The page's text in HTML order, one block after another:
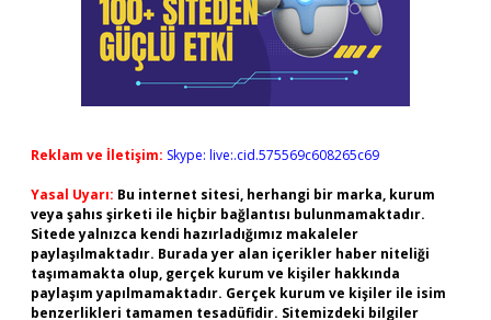
Reklam ve İletişim: Skype: live:.cid.575569c608265c69
Yasal Uyarı: Bu internet sitesi, herhangi bir marka, kurum
veya şahıs şirketi ile hiçbir bağlantısı bulunmamaktadır.
Sitede yalnızca kendi hazırladığımız makaleler
paylaşılmaktadır. Burada yer alan içerikler haber niteliği
taşımamakta olup, gerçek kurum ve kişiler hakkında
paylaşım yapılmamaktadır. Gerçek kurum ve kişiler ile isim
benzerlikleri tamamen tesadüfidir. Sitemizdeki bilgiler